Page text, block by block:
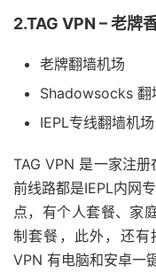
2.TAG VPN – 老牌
老牌翻墙机场
Shadowsocks 翻
IEPL专线翻墙机场
TAG VPN 是一家注
前线路都是IEPL内网
点，有个人套餐、家
制套餐，此外，还有
VPN 有电脑和安卓一